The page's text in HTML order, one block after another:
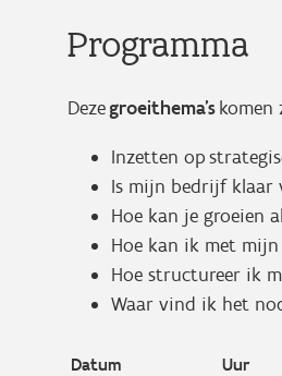
Programma
Dezegroeithema'skomen
Inzetten op
Is mijn bedrijf klaar
Hoe kan je groeien
Hoe kan ik met mijn
Hoe structureer ik
Waar vind ik het
Datum Uur